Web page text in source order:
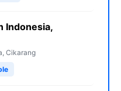
Indonesia,
Cikarang